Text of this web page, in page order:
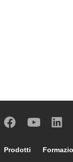
Footer main
Prodotti